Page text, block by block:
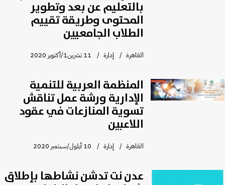
بالتعليم عن بعد وتطوير
المحتوى وطريقة تقييم
الطلاب الجامعيين
القاهرة إدارة 11 تشرين1/أكتوير 2020
المنظمة العربية للتنمية
الإدارية ورشة عمل تناقش
تسوية المنازعات في عقود
اللاعبين
القاهرة إدارة 10 أيلول/سبتمبر 2020
عدن نت تدشن نشاطها بإطلاق